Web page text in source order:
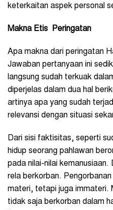
keterkaitan aspek personal
Makna Etis Peringatan
Apa makna dari peringatan
Jawaban pertanyaan ini
langsung sudah terkuak
diperjelas dalam dua hal
artinya apa yang sudah
relevansi dengan situasi
Dari sisi faktisitas, seperti
hidup seorang pahlawan
pada nilai-nilai kemanusiaan.
rela berkorban.
materi, tetapi juga immateri.
tidak saja berkorban dalam